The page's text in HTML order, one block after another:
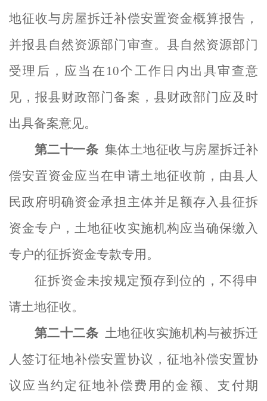
地征收与房屋拆迁补偿安置资金概算报告，
并报县自然资源部门审查。县自然资源部门
受理后，应当在 10个工作日内出具审查意
见 ，报县财政部门备案，县财政部门应及时
出具备案意见。
第二十一条 集体土地征收与房屋拆迁补
偿安置资金应当在申请土地征收前，由县人
民政府明确资金承担主体并足额存入县征拆
资金专户， 土地征收实施机构应当确保缴 入
专户的征拆资金专款专用。
征拆资金未按规定预存到位的，不得申
请土地征收。
第二十二条 土地征收实施机构与被拆迁
人签订征地补偿安置协议，征地补偿安置协
议应当约定征地补偿费用的金额、支付期